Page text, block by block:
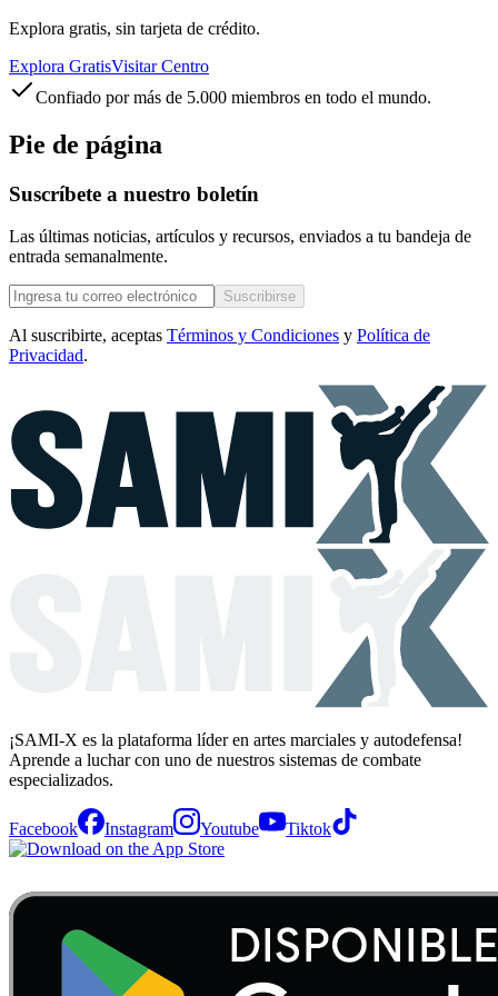
Explora gratis, sin tarjeta de crédito.
Explora GratisVisitar Centro
Confiado por más de 5.000 miembros en todo el mundo.
Pie de página
Suscríbete a nuestro boletín
Las últimas noticias, artículos y recursos, enviados a tu bandeja de
entrada semanalmente.
Suscribirse
Al suscribirte, aceptas Términos y Condiciones y Política de
Privacidad.
¡SAMI-X es la plataforma líder en artes marciales y autodefensa!
Aprende a luchar con uno de nuestros sistemas de combate
especializados.
Facebook Instagram Youtube Tiktok